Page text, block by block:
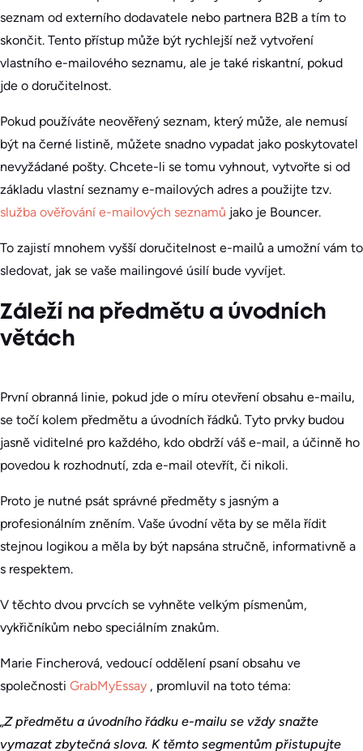
seznam od externího dodavatele nebo partnera B2B a tím to
skončit. Tento přístup může být rychlejší než vytvoření
vlastního e-mailového seznamu, ale je také riskantní, pokud
jde o doručitelnost.
Pokud používáte neověřený seznam, který může, ale nemusí
být na černé listině, můžete snadno vypadat jako poskytovatel
nevyžádané pošty. Chcete-li se tomu vyhnout, vytvořte si od
základu vlastní seznamy e-mailových adres a použijte tzv.
služba ověřování e-mailových seznamů jako je Bouncer.
To zajistí mnohem vyšší doručitelnost e-mailů a umožní vám to
sledovat, jak se vaše mailingové úsilí bude vyvíjet.
Záleží na předmětu a úvodních
větách
První obranná linie, pokud jde o míru otevření obsahu e-mailu,
se točí kolem předmětu a úvodních řádků. Tyto prvky budou
jasně viditelné pro každého, kdo obdrží váš e-mail, a účinně ho
povedou k rozhodnutí, zda e-mail otevřít, či nikoli.
Proto je nutné psát správné předměty s jasným a
profesionálním zněním. Vaše úvodní věta by se měla řídit
stejnou logikou a měla by být napsána stručně, informativně a
s respektem.
V těchto dvou prvcích se vyhněte velkým písmenům,
vykřičníkům nebo speciálním znakům.
Marie Fincherová, vedoucí oddělení psaní obsahu ve
společnosti GrabMyEssay , promluvil na toto téma:
„Z předmětu a úvodního řádku e-mailu se vždy snažte
vymazat zbytečná slova. K těmto segmentům přistupujte